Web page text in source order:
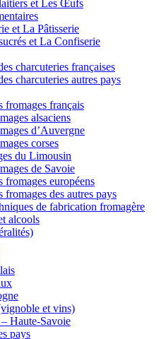
et Les Œufs
et La Pâtisserie
et La Confiserie
charcuteries françaises
charcuteries autres pays
fromages français
alsaciens
d’Auvergne
corses
du Limousin
de Savoie
fromages européens
fromages des autres pays
de fabrication fromagère
alcools
et vins)
Haute-Savoie
pays